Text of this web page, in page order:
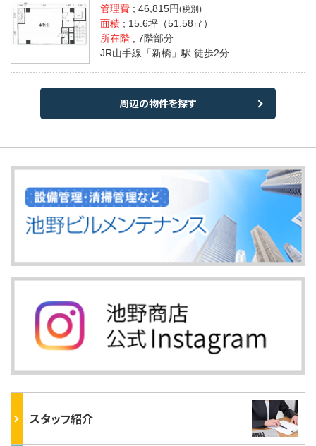
管理費 ; 46,815円(税別)
面積 ; 15.6坪 （51.58㎡）
所在階 ; 7階部分
JR山手線「新橋」駅 徒歩2分
周辺の物件を探す
スタッフ紹介